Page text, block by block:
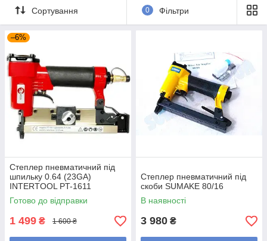
Сортування 0 Фільтри
–6%
Степлер пневматичний під
шпильку 0.64 (23GA)
INTERTOOL PT-1611
Готово до відправки
1 499 ₴ 1 600 ₴
Степлер пневматичний під
скоби SUMAKE 80/16
В наявності
3 980 ₴